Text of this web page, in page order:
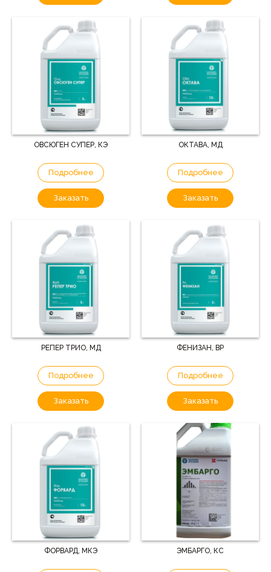
ОВСЮГЕН СУПЕР, КЭ
Подробнее
Заказать
ОКТАВА, МД
Подробнее
Заказать
РЕПЕР ТРИО, МД
Подробнее
Заказать
ФЕНИЗАН, ВР
Подробнее
Заказать
ФОРВАРД, МКЭ ЭМБАРГО, КС